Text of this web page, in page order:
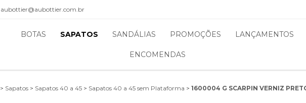
aubottier@aubottier.com.br
BOTAS SAPATOS SANDÁLIAS PROMOÇÕES LANÇAMENTOS
ENCOMENDAS
> Sapatos > Sapatos 40 a 45 > Sapatos 40 a 45 sem Plataforma > 1600004 G SCARPIN VERNIZ